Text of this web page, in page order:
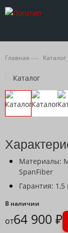
Главная
Материалы:
SpanFiber
Гарантия: 1,5
В наличии
от64 900 ₽